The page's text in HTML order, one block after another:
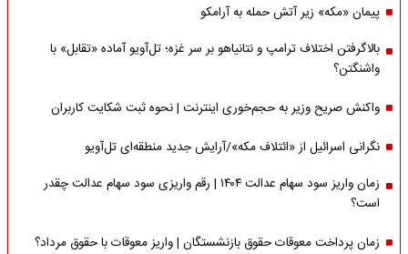
پیمان «مکه» زیر آتش حمله به آرامکو
بالاگرفتن اختلاف ترامپ و نتانیاهو بر سر غزه؛ تل‌آویو آماده «تقابل» با
واشنگتن؟
واکنش صریح وزیر به حجم‌خوری اینترنت | نحوه ثبت شکایت کاربران
نگرانی اسرائیل از «ائتلاف مکه»/آرایش جدید منطقه‌ای تل‌آویو
زمان واریز سود سهام عدالت ۱۴۰۴ | رقم واریزی سود سهام عدالت چقدر
است؟
زمان پرداخت معوقات حقوق بازنشستگان | واریز معوقات با حقوق مرداد؟